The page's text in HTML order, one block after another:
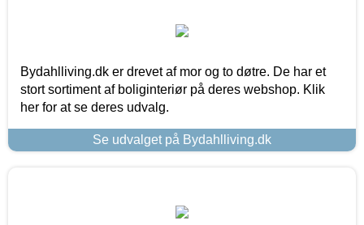
Bydahlliving.dk er drevet af mor og to døtre. De har et
stort sortiment af boliginteriør på deres webshop. Klik
her for at se deres udvalg.
Se udvalget på Bydahlliving.dk